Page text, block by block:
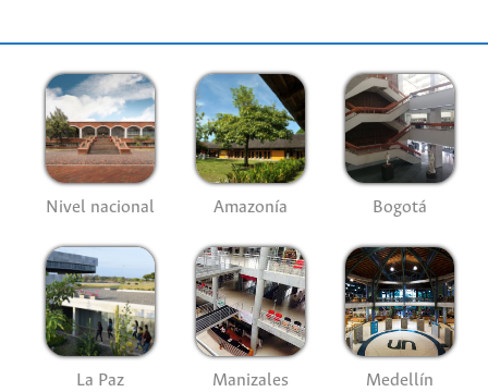
Nivel nacional Amazonía Bogotá
La Paz Manizales Medellín